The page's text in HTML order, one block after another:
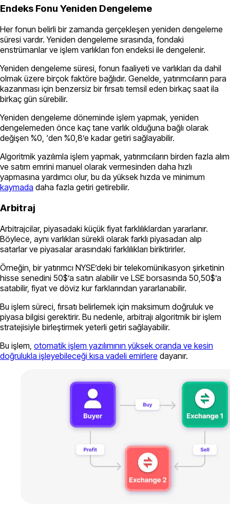
Endeks Fonu Yeniden Dengeleme
Her fonun belirli bir zamanda gerçekleşen yeniden dengeleme
süresi vardır. Yeniden dengeleme sırasında, fondaki
enstrümanlar ve işlem varlıkları fon endeksi ile dengelenir.
Yeniden dengeleme süresi, fonun faaliyeti ve varlıkları da dahil
olmak üzere birçok faktöre bağlıdır. Genelde, yatırımcıların para
kazanması için benzersiz bir fırsatı temsil eden birkaç saat ila
birkaç gün sürebilir.
Yeniden dengeleme döneminde işlem yapmak, yeniden
dengelemeden önce kaç tane varlık olduğuna bağlı olarak
değişen %0, ‘den %0,8’e kadar getiri sağlayabilir.
Algoritmik yazılımla işlem yapmak, yatırımcıların birden fazla alım
ve satım emrini manuel olarak vermesinden daha hızlı
yapmasına yardımcı olur, bu da yüksek hızda ve minimum
kaymada daha fazla getiri getirebilir.
Arbitraj
Arbitrajcilar, piyasadaki küçük fiyat farklılıklardan yararlanır.
Böylece, aynı varlıkları sürekli olarak farklı piyasadan alıp
satarlar ve piyasalar arasındaki farklılıkları biriktirirler.
Örneğin, bir yatırımcı NYSE’deki bir telekomünikasyon şirketinin
hisse senedini 50$’a satın alabilir ve LSE borsasında 50,50$’a
satabilir, fiyat ve döviz kur farklarından yararlanabilir.
Bu işlem süreci, fırsatı belirlemek için maksimum doğruluk ve
piyasa bilgisi gerektirir. Bu nedenle, arbitrajı algoritmik bir işlem
stratejisiyle birleştirmek yeterli getiri sağlayabilir.
Bu işlem, otomatik işlem yazılımının yüksek oranda ve kesin
doğrulukla işleyebileceği kısa vadeli emirlere dayanır.